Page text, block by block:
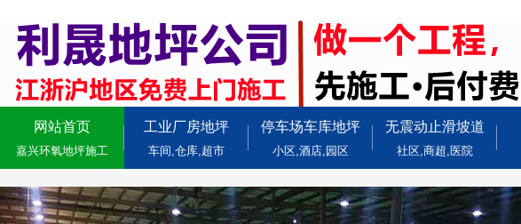
网站首页
嘉兴环氧地坪施工
工业厂房地坪
车间,仓库,超市
停车场车库地坪
小区,酒店,园区
无震动止滑坡道
社区,商超,医院